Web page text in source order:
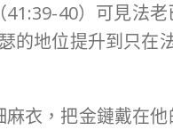
40）可見法
的地位提升到只在
衣，把金鏈戴在他